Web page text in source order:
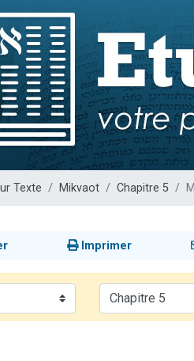
13 personnes
30 personnes
Il reste 49 places
12 nouvelles
29 personnes
Texte Mikvaot Chapitre 5
Imprimer